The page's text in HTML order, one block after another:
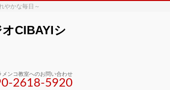
やかな毎日～
CIBAYIシ
メンコ教室へのお問い合わせ
2618‐5920